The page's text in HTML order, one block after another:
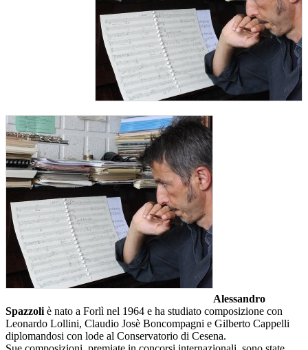
Alessandro
Spazzoli è nato a Forlì nel 1964 e ha studiato composizione con
Leonardo Lollini, Claudio Josè Boncompagni e Gilberto Cappelli
diplomandosi con lode al Conservatorio di Cesena.